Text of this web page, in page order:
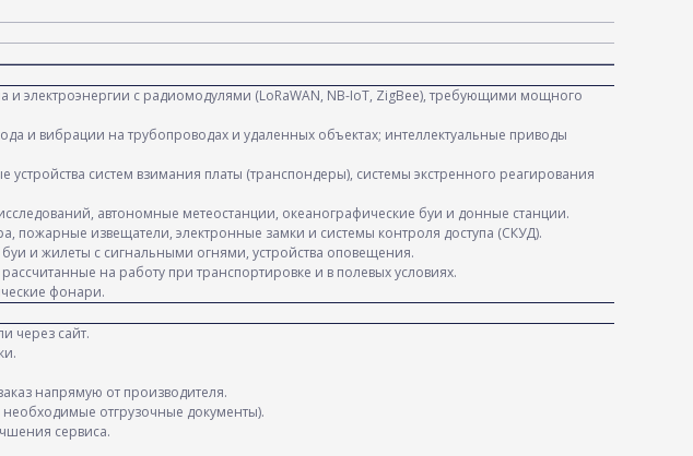
и электроэнергии с радиомодулями (LoRaWAN, NB-IoT, ZigBee), требующими мощного
и вибрации на трубопроводах и удаленных объектах; интеллектуальные приводы
систем взимания платы (транспондеры), системы экстренного реагирования
автономные метеостанции, океанографические буи и донные станции.
пожарные извещатели, электронные замки и системы контроля доступа (СКУД).
и жилеты с сигнальными огнями, устройства оповещения.
на работу при транспортировке и в полевых условиях.
фонари.
через сайт.
напрямую от производителя.
необходимые отгрузочные документы).
сервиса.